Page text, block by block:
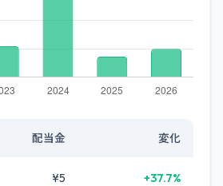
配当金 変化
¥5 +37.7%